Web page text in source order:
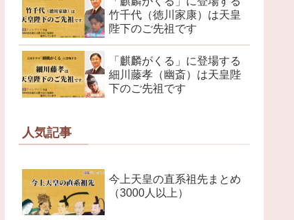
竹千代（徳川家康）は天皇
陛下のご先祖です
「麒麟がくる」に登場する
細川藤孝（幽斎）は天皇陛
下のご先祖です
人気記事
今上天皇の直系祖先まとめ
（3000人以上）